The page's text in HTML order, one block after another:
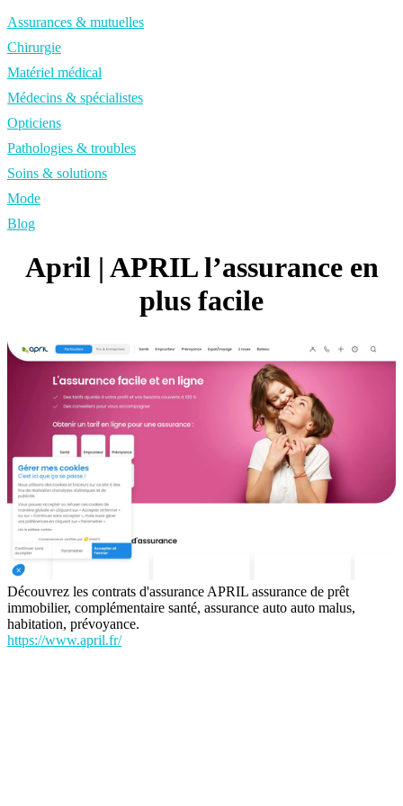
Assurances & mutuelles
Chirurgie
Matériel médical
Médecins & spécialistes
Opticiens
Pathologies & troubles
Soins & solutions
Mode
Blog
April | APRIL l’assurance en
plus facile
Découvrez les contrats d'assurance APRIL assurance de prêt
immobilier, complémentaire santé, assurance auto auto malus,
habitation, prévoyance.
https://www.april.fr/